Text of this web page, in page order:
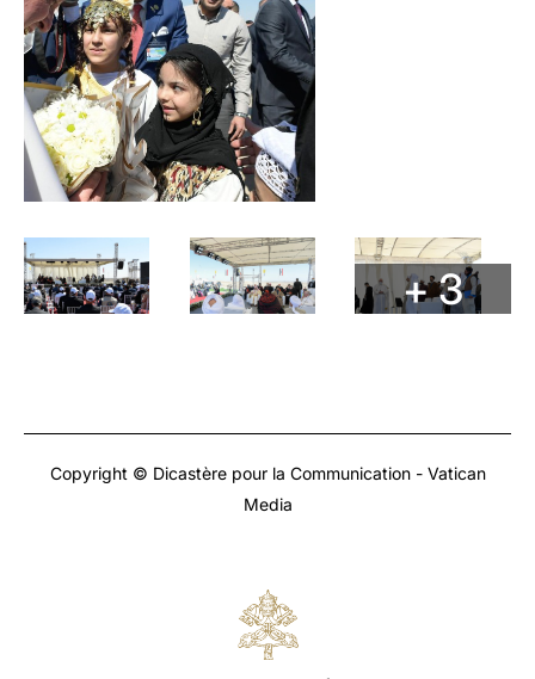
+ 3
Copyright © Dicastère pour la Communication - Vatican
Media